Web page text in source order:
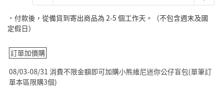
˙付款後，從備貨到寄出商品為 2-5 個工作天。（不包含週末及國
定假日）
訂單加價購
08/03-08/31 消費不限金額即可加購小熊維尼迷你公仔盲包(單筆訂
單本區限購3個)